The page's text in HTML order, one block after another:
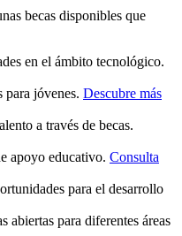
becas disponibles que
en el ámbito tecnológico.
para jóvenes. Descubre más
a través de becas.
apoyo educativo. Consulta
para el desarrollo
abiertas para diferentes áreas